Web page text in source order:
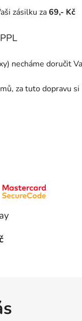
zásilku za69,- Kč
necháme doručit
za tuto dopravu